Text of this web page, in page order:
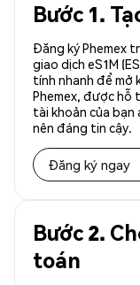
Bước 1.
Đăng ký Phemex
giao dịch eS1M
tính nhanh để mở
Phemex, được hỗ
tài khoản của
nên đáng tin cậy.
Đăng ký ngay
Bước 2.
toán